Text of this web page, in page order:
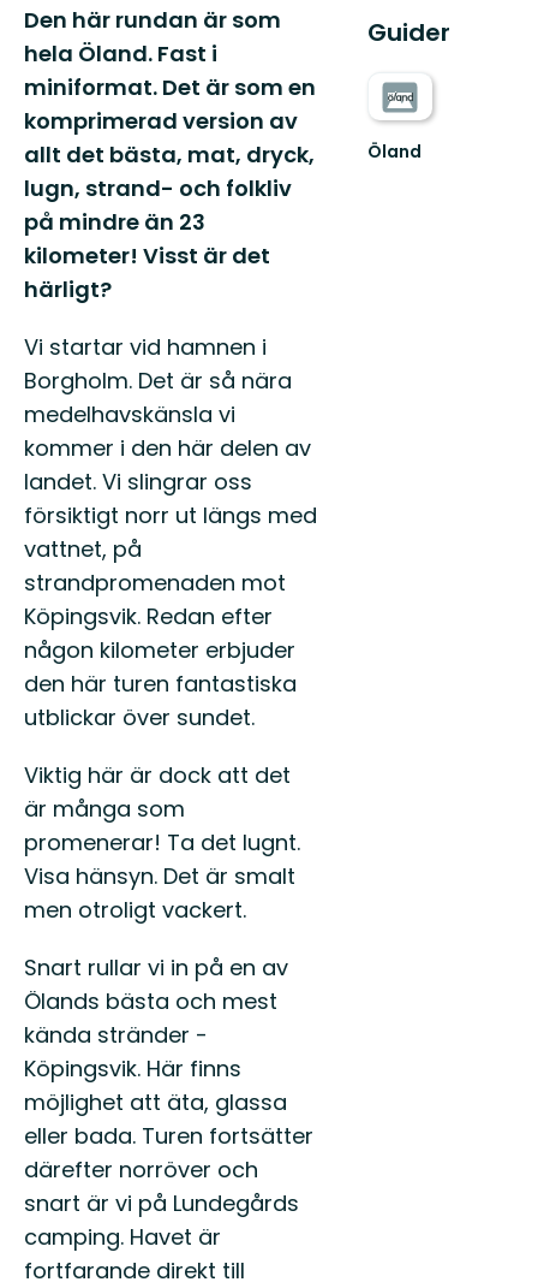
Beskrivning
Den här rundan är som
hela Öland. Fast i
miniformat. Det är som en
komprimerad version av
allt det bästa, mat, dryck,
lugn, strand- och folkliv
på mindre än 23
kilometer! Visst är det
härligt?
Vi startar vid hamnen i
Borgholm. Det är så nära
medelhavskänsla vi
kommer i den här delen av
landet. Vi slingrar oss
försiktigt norr ut längs med
vattnet, på
strandpromenaden mot
Köpingsvik. Redan efter
någon kilometer erbjuder
den här turen fantastiska
utblickar över sundet.
Viktig här är dock att det
är många som
promenerar! Ta det lugnt.
Visa hänsyn. Det är smalt
men otroligt vackert.
Snart rullar vi in på en av
Ölands bästa och mest
kända stränder -
Köpingsvik. Här finns
möjlighet att äta, glassa
eller bada. Turen fortsätter
därefter norröver och
snart är vi på Lundegårds
camping. Havet är
fortfarande direkt till
Guider
Öland